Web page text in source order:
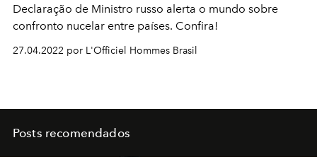
Declaração de Ministro russo alerta o mundo sobre
confronto nucelar entre países. Confira!
27.04.2022 por L'Officiel Hommes Brasil
Posts recomendados